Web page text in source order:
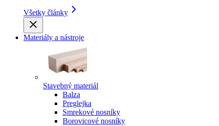
Všetky články
Materiály a nástroje
Stavebný materiál
Balza
Preglejka
Smrekové nosníky
Borovicové nosníky